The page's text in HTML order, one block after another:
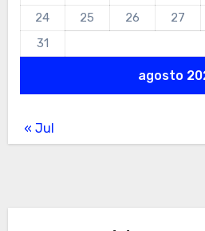
agosto
24
25 26 27
31
« Jul